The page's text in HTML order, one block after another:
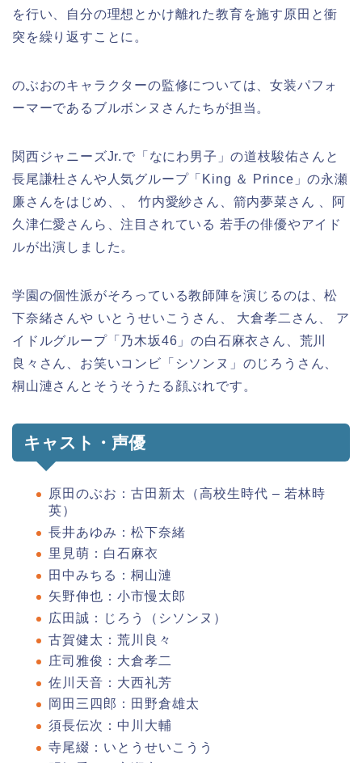
を行い、自分の理想とかけ離れた教育を施す原田と衝
突を繰り返すことに。
のぶおのキャラクターの監修については、女装パフォ
ーマーであるブルボンヌさんたちが担当。
関西ジャニーズJr.で「なにわ男子」の道枝駿佑さんと
長尾謙杜さんや人気グループ「King ＆ Prince」の永瀬
廉さんをはじめ、、 竹内愛紗さん、箭内夢菜さん 、阿
久津仁愛さんら、注目されている 若手の俳優やアイド
ルが出演しました。
学園の個性派がそろっている教師陣を演じるのは、松
下奈緒さんや いとうせいこうさん、 大倉孝二さん、 ア
イドルグループ「乃木坂46」の白石麻衣さん、荒川
良々さん、お笑いコンビ「シソンヌ」のじろうさん、
桐山漣さんとそうそうたる顔ぶれです。
キャスト・声優
原田のぶお：古田新太（高校生時代 – 若林時
英）
長井あゆみ：松下奈緒
里見萌：白石麻衣
田中みちる：桐山漣
矢野伸也：小市慢太郎
広田誠：じろう（シソンヌ）
古賀健太：荒川良々
庄司雅俊：大倉孝二
佐川天音：大西礼芳
岡田三四郎：田野倉雄太
須長伝次：中川大輔
寺尾綴：いとうせいこうう